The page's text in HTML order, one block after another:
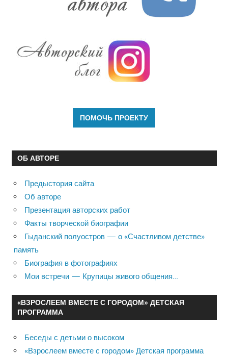
ОБ АВТОРЕ
Предыстория сайта
Об авторе
Презентация авторских работ
Факты творческой биографии
Гыданский полуостров — о «Счастливом детстве»
память
Биография в фотографиях
Мои встречи — Крупицы живого общения…
«ВЗРОСЛЕЕМ ВМЕСТЕ С ГОРОДОМ» ДЕТСКАЯ
ПРОГРАММА
Беседы с детьми о высоком
«Взрослеем вместе с городом» Детская программа